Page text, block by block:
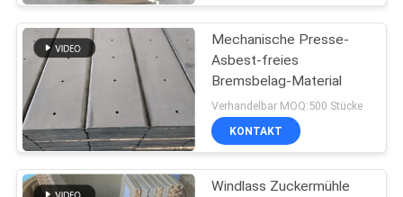
TRETEN
SIE
MIT
UNS
IN
VERBINDUNG
Mechanische Presse-
Asbest-freies
Bremsbelag-Material
Verhandelbar MOQ:500 Stücke
KONTAKT
Windlass Zuckermühle